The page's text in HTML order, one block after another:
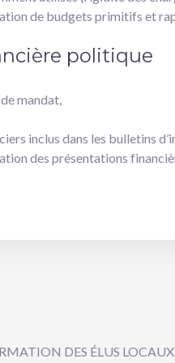
de budgets primitifs et
politique
mandat,
inclus dans les bulletins
des présentations
DES ÉLUS